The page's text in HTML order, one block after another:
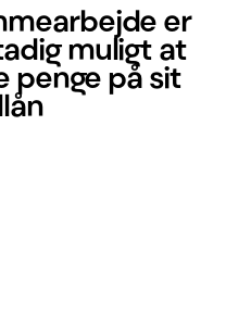
er
muligt at
penge på sit